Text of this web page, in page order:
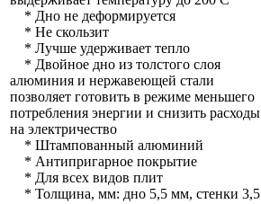
* Дно не деформируется
* Не скользит
* Лучше удерживает тепло
* Двойное дно из толстого слоя
алюминия и нержавеющей стали
позволяет готовить в режиме меньшего
потребления энергии и снизить расходы
на электричество
* Штампованный алюминий
* Антипригарное покрытие
* Для всех видов плит
* Толщина, мм: дно 5,5 мм, стенки 3,5